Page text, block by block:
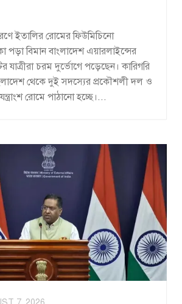
ইতালির রোমের ফিউমিচিনো
পড়া বিমান বাংলাদেশ এয়ারলাইন্সের
যাত্রীরা চরম দুর্ভোগে পড়েছেন। কারিগরি
থেকে দুই সদস্যের প্রকৌশলী দল ও
রোমে পাঠানো হচ্ছে।...